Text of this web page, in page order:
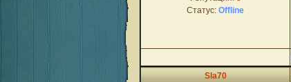
Статус: Offline
Sla70